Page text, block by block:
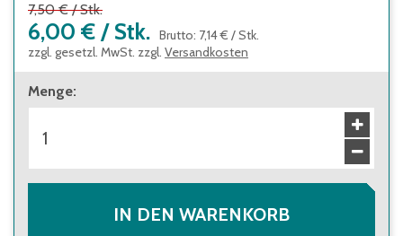
7,50 € /Stk.
6,00 € / Stk. Brutto: 7,14 € /Stk.
zzgl. gesetzl. MwSt. zzgl. Versandkosten
Menge:
IN DEN WARENKORB